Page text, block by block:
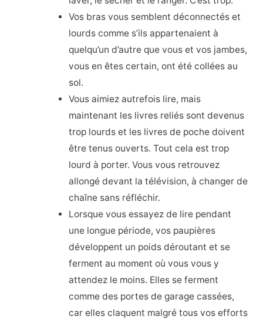
Vos bras vous semblent déconnectés et
lourds comme s’ils appartenaient à
quelqu’un d’autre que vous et vos jambes,
vous en êtes certain, ont été collées au
sol.
Vous aimiez autrefois lire, mais
maintenant les livres reliés sont devenus
trop lourds et les livres de poche doivent
être tenus ouverts. Tout cela est trop
lourd à porter. Vous vous retrouvez
allongé devant la télévision, à changer de
chaîne sans réfléchir.
Lorsque vous essayez de lire pendant
une longue période, vos paupières
développent un poids déroutant et se
ferment au moment où vous vous y
attendez le moins. Elles se ferment
comme des portes de garage cassées,
car elles claquent malgré tous vos efforts